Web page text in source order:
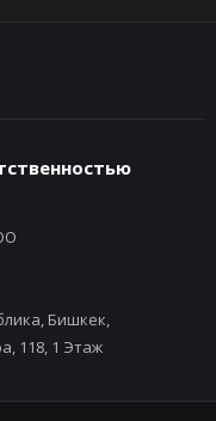
Бишкек,
118, 1 Этаж